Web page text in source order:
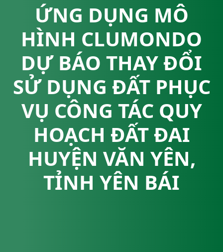
ỨNG DỤNG MÔ
HÌNH CLUMONDO
DỰ BÁO THAY ĐỔI
SỬ DỤNG ĐẤT PHỤC
VỤ CÔNG TÁC QUY
HOẠCH ĐẤT ĐAI
HUYỆN VĂN YÊN,
TỈNH YÊN BÁI